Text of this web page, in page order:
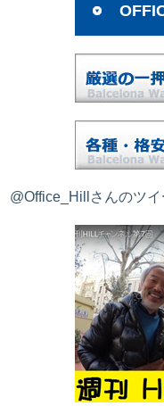
@Office_Hillさんのツイ